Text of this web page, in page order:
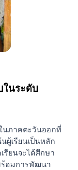
ในระดับ
ในภาคตะวันออกที่
ผู้เรียนเป็นหลัก
รียนจะได้ศึกษา
อมการพัฒนา